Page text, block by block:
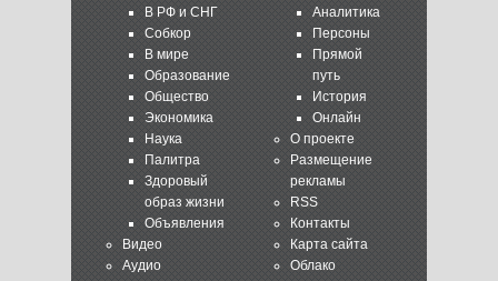
В РФ и СНГ
Собкор
В мире
Образование
Общество
Экономика
Наука
Палитра
Здоровый
образ жизни
Объявления
Видео
Аудио
Аналитика
Персоны
Прямой
путь
История
Онлайн
О проекте
Размещение
рекламы
RSS
Контакты
Карта сайта
Облако